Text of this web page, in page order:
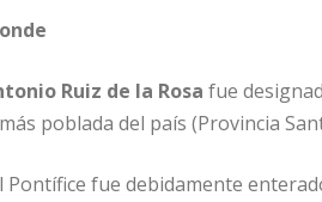
Ruiz de la Rosa fue
poblada del país (Provincia
Pontífice fue debidamente